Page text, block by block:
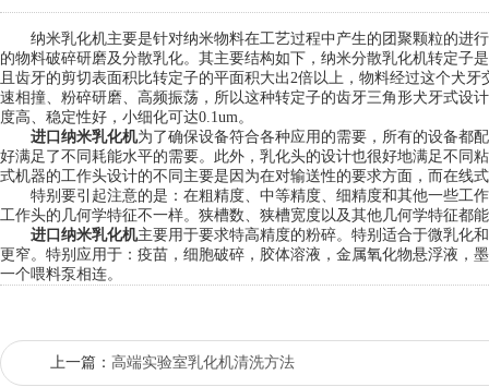
纳米乳化机主要是针对纳米物料在工艺过程中产生的团聚颗粒的进
的物料破碎研磨及分散乳化。其主要结构如下，纳米分散乳化机转定子
且齿牙的剪切表面积比转定子的平面积大出2倍以上，物料经过这个犬
速相撞、粉碎研磨、高频振荡，所以这种转定子的齿牙三角形犬牙式设
度高、稳定性好，小细化可达0.1um。
进口纳米乳化机为了确保设备符合各种应用的需要，所有的设备都
好满足了不同耗能水平的需要。此外，乳化头的设计也很好地满足不同
式机器的工作头设计的不同主要是因为在对输送性的要求方面，而在线
特别要引起注意的是：在粗精度、中等精度、细精度和其他一些工
工作头的几何学特征不一样。狭槽数、狭槽宽度以及其他几何学特征都
进口纳米乳化机主要用于要求特高精度的粉碎。特别适合于微乳化
更窄。特别应用于：疫苗，细胞破碎，胶体溶液，金属氧化物悬浮液，
一个喂料泵相连。
上一篇： 高端实验室乳化机清洗方法